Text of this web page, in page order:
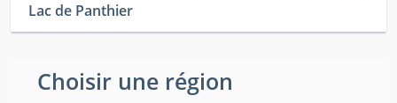
Lac de Panthier
Choisir une région